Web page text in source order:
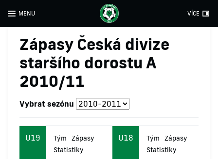
MENU VÍCE
Zápasy Česká divize
staršího dorostu A
2010/11
Vybrat sezónu
U19 Tým
Zápasy
Statistiky
U18 Tým
Zápasy
Statistiky